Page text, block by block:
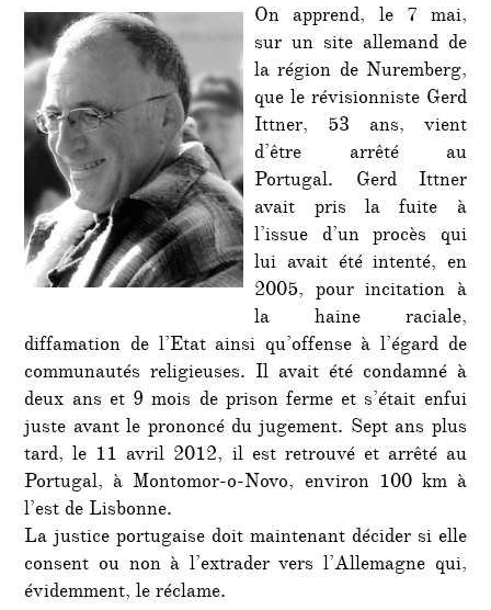
On apprend, le 7 mai,
sur un site allemand de
la région de Nuremberg,
que le révisionniste Gerd
Ittner, 53 ans, vient
d’être arrêté au
Portugal. Gerd Ittner
avait pris la fuite à
l’issue d’un procès qui
lui avait été intenté, en
2005, pour incitation à
la haine raciale,
diffamation de l’Etat ainsi qu’offense à l’égard de
communautés religieuses. Il avait été condamné à
deux ans et 9 mois de prison ferme et s’était enfui
juste avant le prononcé du jugement. Sept ans plus
tard, le 11 avril 2012, il est retrouvé et arrêté au
Portugal, à Montomor-o-Novo, environ 100 km à
l’est de Lisbonne.
La justice portugaise doit maintenant décider si elle
consent ou non à l’extrader vers l’Allemagne qui,
évidemment, le réclame.